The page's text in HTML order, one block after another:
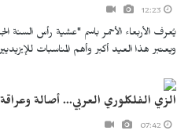
يُعرف الأربعاء الأحمر باسم "عشية رأس السنة
ويعتبر هذا العيد أكبر وأهم المناسبات
الزي الفلكلوري العربي... أصالة